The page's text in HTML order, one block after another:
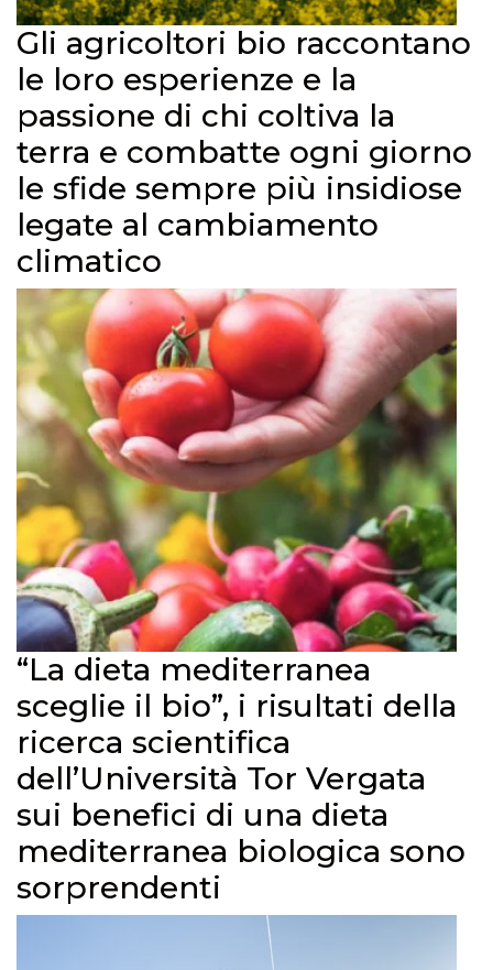
Gli agricoltori bio raccontano
le loro esperienze e la
passione di chi coltiva la
terra e combatte ogni giorno
le sfide sempre più insidiose
legate al cambiamento
climatico
“La dieta mediterranea
sceglie il bio”, i risultati della
ricerca scientifica
dell’Università Tor Vergata
sui benefici di una dieta
mediterranea biologica sono
sorprendenti